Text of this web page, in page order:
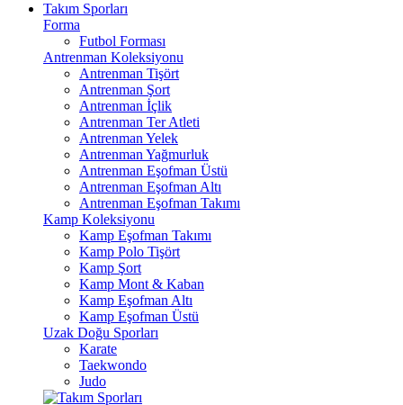
Takım Sporları
Forma
Futbol Forması
Antrenman Koleksiyonu
Antrenman Tişört
Antrenman Şort
Antrenman İçlik
Antrenman Ter Atleti
Antrenman Yelek
Antrenman Yağmurluk
Antrenman Eşofman Üstü
Antrenman Eşofman Altı
Antrenman Eşofman Takımı
Kamp Koleksiyonu
Kamp Eşofman Takımı
Kamp Polo Tişört
Kamp Şort
Kamp Mont & Kaban
Kamp Eşofman Altı
Kamp Eşofman Üstü
Uzak Doğu Sporları
Karate
Taekwondo
Judo